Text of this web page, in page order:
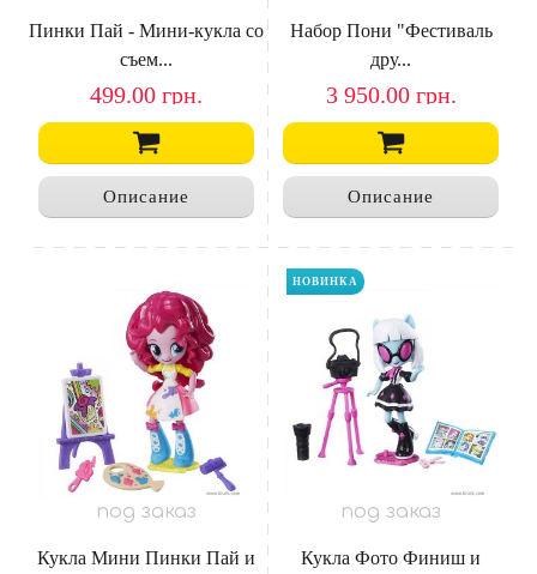
Пинки Пай - Мини-кукла со
съем...
499.00 грн.
Описание
Набор Пони "Фестиваль
дру...
3 950.00 грн.
Описание
под заказ
Кукла Мини Пинки Пай и
НОВИНКА
под заказ
Кукла Фото Финиш и